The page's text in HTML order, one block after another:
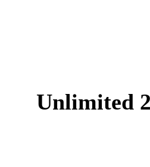
Unlimited